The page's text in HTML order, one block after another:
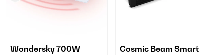
Wondersky 700W
Cosmic Beam Smart